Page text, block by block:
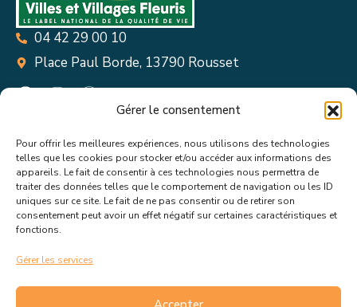
Gérer le consentement
Pour offrir les meilleures expériences, nous utilisons des technologies
telles que les cookies pour stocker et/ou accéder aux informations des
appareils. Le fait de consentir à ces technologies nous permettra de
traiter des données telles que le comportement de navigation ou les ID
uniques sur ce site. Le fait de ne pas consentir ou de retirer son
consentement peut avoir un effet négatif sur certaines caractéristiques et
fonctions.
Gérer les services
04 42 29 00 10
Place Paul Borde, 13790 Rousset
Suivez toutes les informations &
actualités de votre ville !
mairie de Rousset. En savoir plus sur la gestion de mes